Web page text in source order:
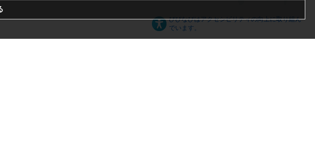
びびなびはアクセシビリティの向上に取り組ん
でいます。